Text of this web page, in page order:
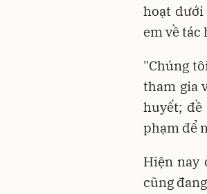
hoạt dưới
em về tác
"Chúng
tham gia
huyết;
phạm để
Hiện nay
cũng